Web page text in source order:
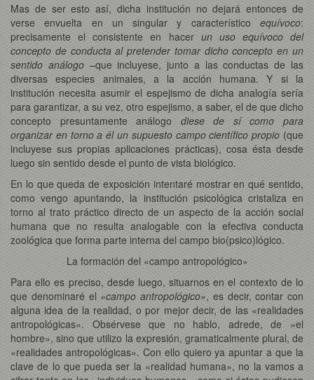
Mas de ser esto así, dicha institución no dejará entonces de
verse envuelta en un singular y característico equívoco:
precisamente el consistente en hacer un uso equívoco del
concepto de conducta al pretender tomar dicho concepto en un
sentido análogo –que incluyese, junto a las conductas de las
diversas especies animales, a la acción humana. Y si la
institución necesita asumir el espejismo de dicha analogía sería
para garantizar, a su vez, otro espejismo, a saber, el de que dicho
concepto presuntamente análogo diese de sí como para
organizar en torno a él un supuesto campo científico propio (que
incluyese sus propias aplicaciones prácticas), cosa ésta desde
luego sin sentido desde el punto de vista biológico.
En lo que queda de exposición intentaré mostrar en qué sentido,
como vengo apuntando, la institución psicológica cristaliza en
torno al trato práctico directo de un aspecto de la acción social
humana que no resulta analogable con la efectiva conducta
zoológica que forma parte interna del campo bio(psico)lógico.
La formación del «campo antropológico»
Para ello es preciso, desde luego, situarnos en el contexto de lo
que denominaré el «campo antropológico», es decir, contar con
alguna idea de la realidad, o por mejor decir, de las «realidades
antropológicas». Obsérvese que no hablo, adrede, de «el
hombre», sino que utilizo la expresión, gramaticalmente plural, de
«realidades antropológicas». Con ello quiero ya apuntar a que la
clave de lo que pueda ser la «realidad humana», no la vamos a